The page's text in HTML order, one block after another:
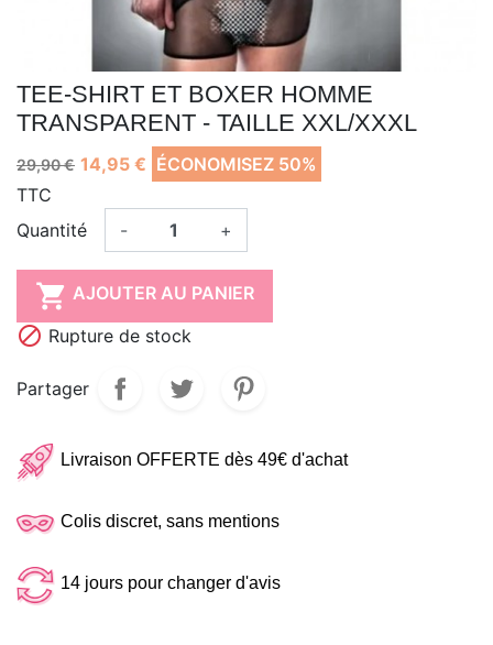
TEE-SHIRT ET BOXER HOMME
TRANSPARENT - TAILLE XXL/XXXL
29,90 € 14,95 € ÉCONOMISEZ 50%
TTC
Quantité
- +
 AJOUTER AU PANIER
 Rupture de stock
Partager
Livraison OFFERTE dès 49€ d'achat
Colis discret, sans mentions
14 jours pour changer d'avis